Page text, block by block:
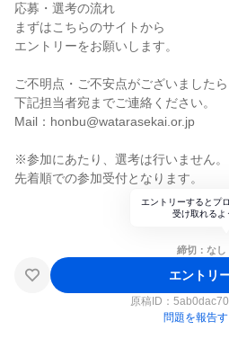
応募・選考の流れ
まずはこちらのサイトから
エントリーをお願いします。
ご不明点・ご不安点がございましたら
下記担当者宛までご連絡ください。
Mail：honbu@watarasekai.or.jp
※参加にあたり、選考は行いません。
先着順での参加受付となります。
エントリーするとプ
受け取れるよ
締切：なし
エントリ
原稿ID：
問題を報告